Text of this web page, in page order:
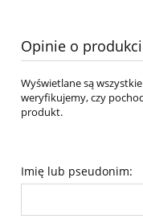
Opinie o
Wyświetlane są
weryfikujemy, czy
produkt.
Imię lub pseudonim: